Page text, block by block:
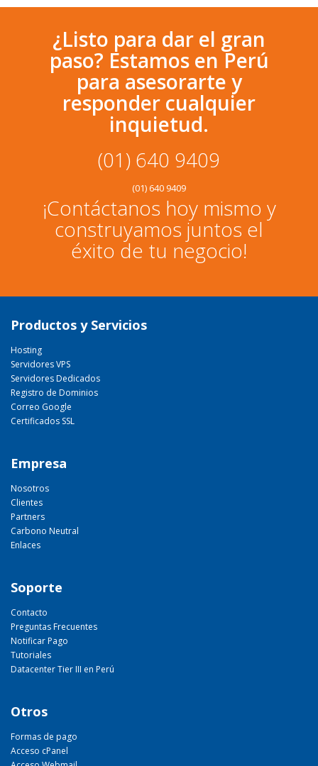
¿Listo para dar el gran
paso? Estamos en Perú
para asesorarte y
responder cualquier
inquietud.
(01) 640 9409
(01) 640 9409
¡Contáctanos hoy mismo y
construyamos juntos el
éxito de tu negocio!
Productos y Servicios
Hosting
Servidores VPS
Servidores Dedicados
Registro de Dominios
Correo Google
Certificados SSL
Empresa
Nosotros
Clientes
Partners
Carbono Neutral
Enlaces
Soporte
Contacto
Preguntas Frecuentes
Notificar Pago
Tutoriales
Datacenter Tier III en Perú
Otros
Formas de pago
Acceso cPanel